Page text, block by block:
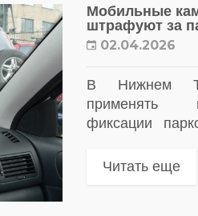
Мобильные
штрафуют за
02.04.2026
В Нижнем
применять
фиксации
многих
Читать еще